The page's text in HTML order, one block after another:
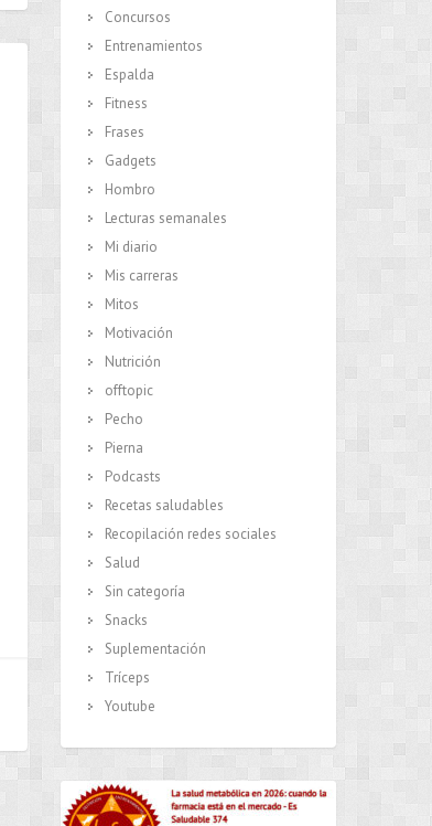
Concursos
Entrenamientos
Espalda
Fitness
Frases
Gadgets
Hombro
Lecturas semanales
Mi diario
Mis carreras
Mitos
Motivación
Nutrición
offtopic
Pecho
Pierna
Podcasts
Recetas saludables
Recopilación redes sociales
Salud
Sin categoría
Snacks
Suplementación
Tríceps
Youtube